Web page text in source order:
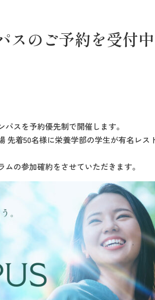
スのご予約を受付中
スを予約優先制で開催します。
先着50名様に栄養学部の学生が有名レ
の参加確約をさせていただきます。